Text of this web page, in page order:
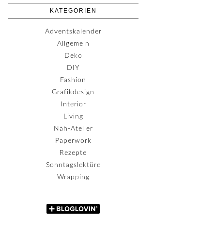
KATEGORIEN
Adventskalender
Allgemein
Deko
DIY
Fashion
Grafikdesign
Interior
Living
Näh-Atelier
Paperwork
Rezepte
Sonntagslektüre
Wrapping